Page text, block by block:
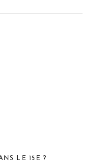
LE 15E ?